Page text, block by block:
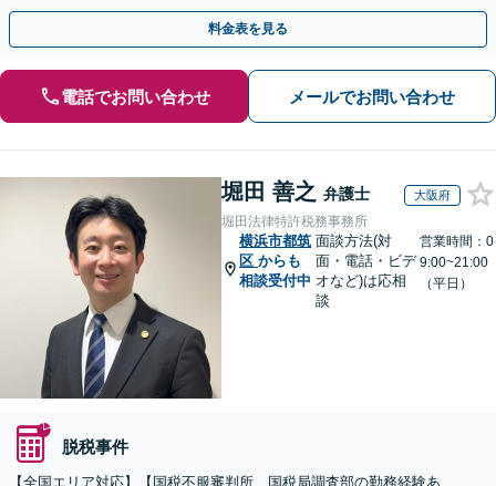
い。
料金表を見る
電話でお問い合わせ メールでお問い合わせ
堀田 善之 弁護士 大阪府
堀田法律特許税務事務所
横浜市都筑
区 からも
相談受付中
面談方法(対
面・電話・ビデ
オなど)は応相
談
営業時間：0
9:00~21:00
（平日）
脱税事件
【全国エリア対応】【国税不服審判所、国税局調査部の勤務経験あ